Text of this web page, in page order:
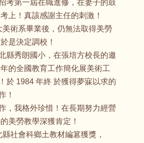
考第一屆在職進修，在妻子的鼓
上！真該感謝主任的刺激！
美術系畢業後，仍無法取得美勞
是決定調校！
縣秀朗國小，在張培方校長的邀
的全國教育工作簡化展美術工
於 1984 年終 於獲得夢寐以求的
！
，我格外珍惜！在長期努力經營
美勞教學深獲肯定！
社會科鄉土教材編篡獲獎，